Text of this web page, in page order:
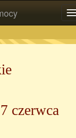
czerwca